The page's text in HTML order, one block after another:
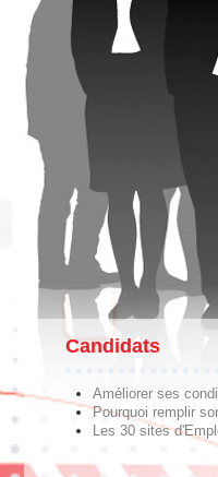
Candidats
Améliorer ses
Pourquoi remplir
Les 30 sites